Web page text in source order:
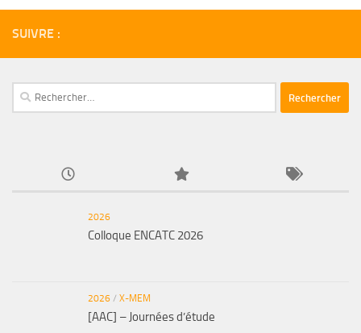
SUIVRE :
Rechercher :
2026
Colloque ENCATC 2026
2026 / X-MEM
[AAC] – Journées d’étude